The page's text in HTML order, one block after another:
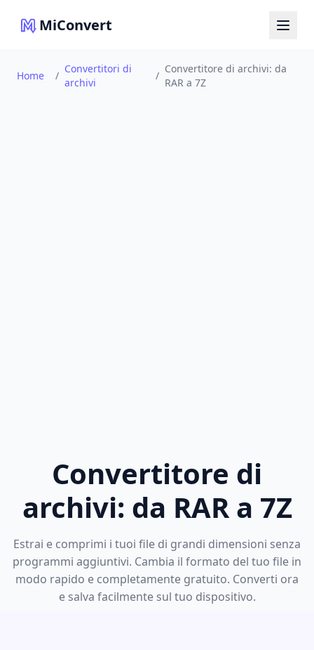
MiConvert
Home /
Convertitori di
archivi
/
Convertitore di archivi: da
RAR a 7Z
Convertitore di
archivi: da RAR a 7Z
Estrai e comprimi i tuoi file di grandi dimensioni senza
programmi aggiuntivi. Cambia il formato del tuo file in
modo rapido e completamente gratuito. Converti ora
e salva facilmente sul tuo dispositivo.